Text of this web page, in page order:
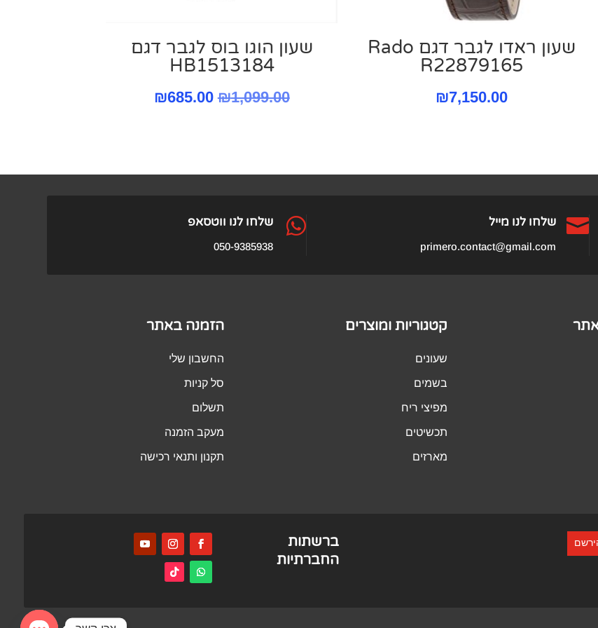
שעון ראדו לגבר דגם Rado
R22879165
₪7,150.00
שעון הוגו בוס לגבר דגם
HB1513184
₪1,099.00
המחיר
₪1,099.00.
₪685.00
₪685.00.
 שלחו לנו ווטסאפ
050-9385938
 שלחו לנו מייל
primero.contact@gmail.com
הזמנה באתר
החשבון שלי
סל קניות
תשלום
מעקב הזמנה
תקנון ותנאי רכישה
קטגוריות ומוצרים
שעונים
בשמים
מפיצי ריח
תכשיטים
מארזים
ברשתות
החברתיות